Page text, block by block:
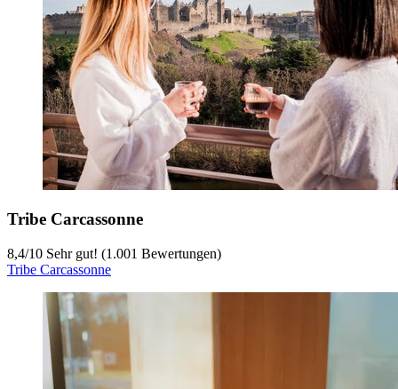
Tribe Carcassonne
8,4/10 Sehr gut! (1.001 Bewertungen)
Tribe Carcassonne